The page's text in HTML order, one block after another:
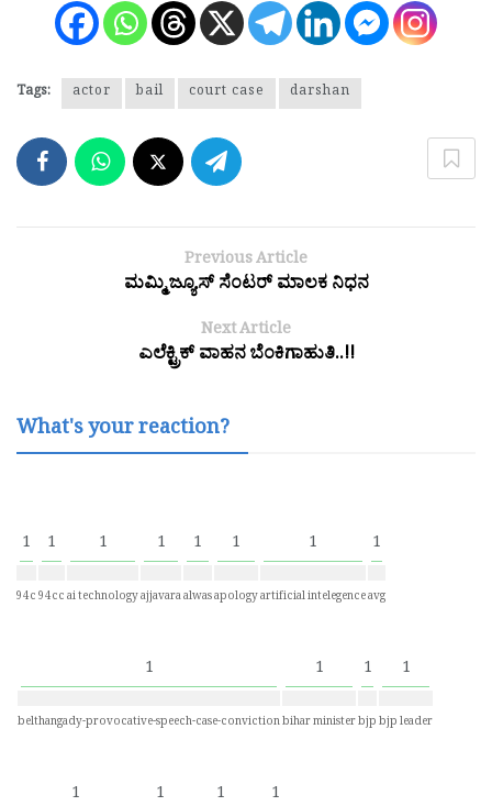
Tags: actor bail court case darshan
Previous Article
ಮಮ್ಮಿ ಜ್ಯೂಸ್ ಸೆಂಟರ್ ಮಾಲಕ ನಿಧನ
Next Article
ಎಲೆಕ್ಟ್ರಿಕ್ ವಾಹನ ಬೆಂಕಿಗಾಹುತಿ..!!
What's your reaction?
1
94c
1
94cc
1
ai technology
1
ajjavara
1
alwas
1
apology
1
artificial intelegence
1
avg
1
belthangady-provocative-speech-case-conviction
1
bihar minister
1
bjp
1
bjp leader
1 1 1 1